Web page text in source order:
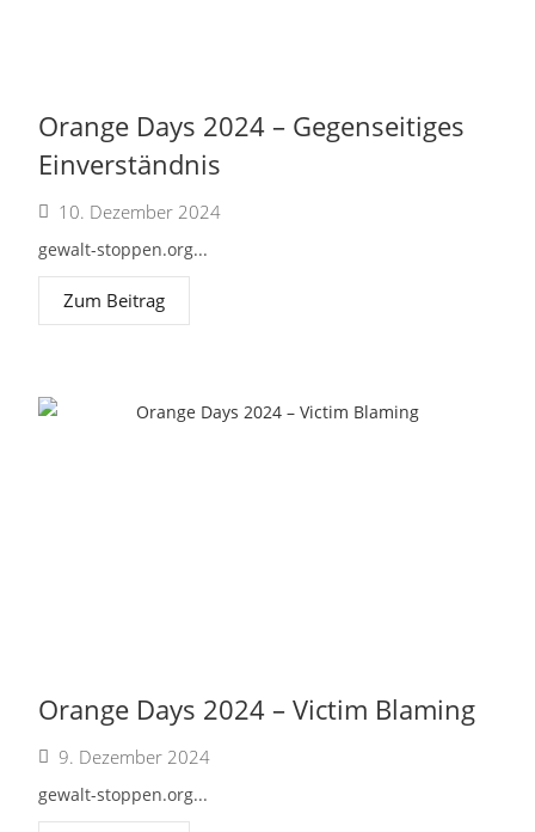
Orange Days 2024 – Gegenseitiges
Einverständnis
10. Dezember 2024
gewalt-stoppen.org...
Zum Beitrag
Orange Days 2024 – Victim Blaming
9. Dezember 2024
gewalt-stoppen.org...